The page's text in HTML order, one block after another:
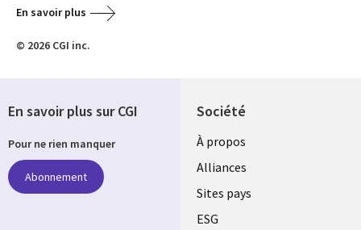
En savoir plus
© 2026 CGI inc.
Société
À propos
Alliances
Sites pays
ESG
En savoir plus sur CGI
Pour ne rien manquer
Abonnement